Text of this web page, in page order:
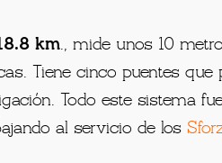
además una red
vez se une con el Naviglio